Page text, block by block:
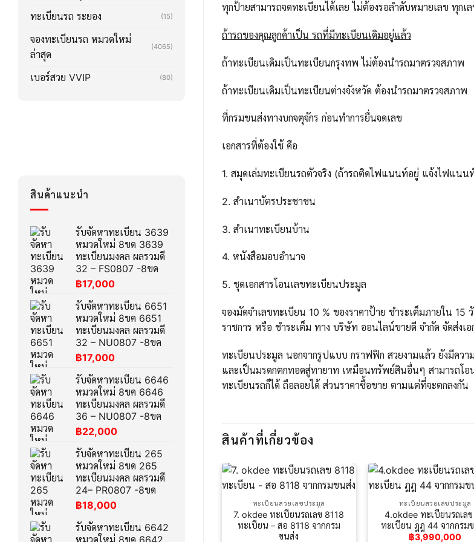
ทะเบียนรถ ระยอง (15)
จองทะเบียนรถ หมวดใหม่
ล่าสุด
(4065)
เบอร์สวย VVIP (80)
สินค้าแนะนำ
รับจัดหาทะเบียน 3639
หมวดใหม่ 8ขด 3639
ทะเบียนมงคล ผลรวมดี
32 – FS0807 -8ขด
฿17,000
รับจัดหาทะเบียน 6651
หมวดใหม่ 8ขค 6651
ทะเบียนมงคล ผลรวมดี
32 – NU0807 -8ขค
฿17,000
รับจัดหาทะเบียน 6646
หมวดใหม่ 8ขค 6646
ทะเบียนมงคล ผลรวมดี
36 – NU0807 -8ขค
฿22,000
รับจัดหาทะเบียน 265
หมวดใหม่ 8ขด 265
ทะเบียนมงคล ผลรวมดี
24– PR0807 -8ขด
฿18,000
รับจัดหาทะเบียน 6642
ทุกป้ายสามารถจดทะเบียนได้เลย ไม่ต้องรอลำดับหมายเลข ทุก
ถ้ารถของคุณลูกค้าเป็น รถที่มีทะเบียนเดิมอยู่แล้ว
ถ้าทะเบียนเดิมเป็นทะเบียนกรุงทพ ไม่ต้องนำรถมาตรวจสภาพ
ถ้าทะเบียนเดิมเป็นทะเบียนต่างจังหวัด ต้องนำรถมาตรวจสภาพ
ที่กรมขนส่งทางบกจตุจักร ก่อนทำการยื่นจดเลข
เอกสารที่ต้องใช้ คือ
1. สมุดเล่มทะเบียนรถตัวจริง (ถ้ารถติดไฟแนนท์อยู่ แจ้งไฟแนน
2. สำเนาบัตรประชาชน
3. สำเนาทะเบียนบ้าน
4. หนังสือมอบอำนาจ
5. ชุดเอกสารโอนเลขทะเบียนประมูล
จองมัดจำเลขทะเบียน 10 % ของราคาป้าย ชำระเต็มภายใน
ราชการ หรือ ชำระเต็ม ทาง บริษัท ออนไลน์ขายดี จำกัด จัดส่งเ
ทะเบียนประมูล นอกจากรูปแบบ กราฟฟิก สวยงามแล้ว ยังมีคว
และเป็นมรดกตกทอดสู่ทายาท เหมือนทรัพย์สินอื่นๆ สามารถโอ
ทะเบียนรถก็ได้ ถือลอยได้ ส่วนราคาซื้อขาย ตามแต่ที่จะตกลงกัน
สินค้าที่เกี่ยวข้อง
ทะเบียนสวยเลขประมูล
7. okdee ทะเบียนรถเลข 8118
ทะเบียน – สอ 8118 จากกรม
ขนส่ง
ทะเบียนสวยเลขประมูล
4.okdee ทะเบียนรถเล
ทะเบียน ฎฎ 44 จากกรม
฿3,990,000